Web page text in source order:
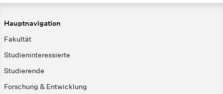
Hauptnavigation
Fakultät
Studieninteressierte
Studierende
Forschung & Entwicklung